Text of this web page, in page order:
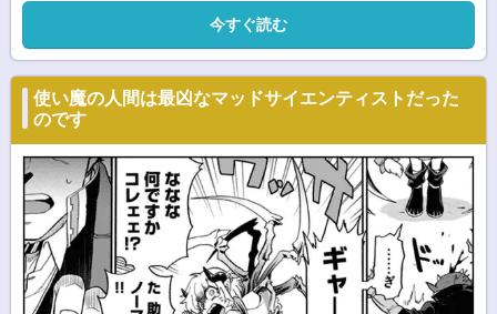
今すぐ読む
使い魔の人間は最凶なマッドサイエンティストだった
のです